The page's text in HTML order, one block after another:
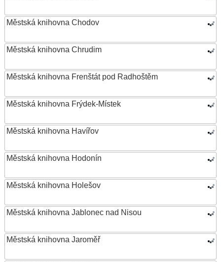
Městská knihovna Chodov
Městská knihovna Chrudim
Městská knihovna Frenštát pod Radhoštěm
Městská knihovna Frýdek-Místek
Městská knihovna Havířov
Městská knihovna Hodonín
Městská knihovna Holešov
Městská knihovna Jablonec nad Nisou
Městská knihovna Jaroměř